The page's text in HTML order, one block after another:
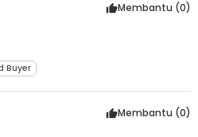
Membantu (0)
Buyer
Membantu (0)